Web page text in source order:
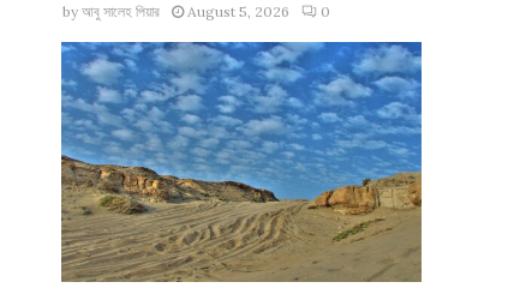
by আবু সালেহ পিয়ার August 5, 2026 0